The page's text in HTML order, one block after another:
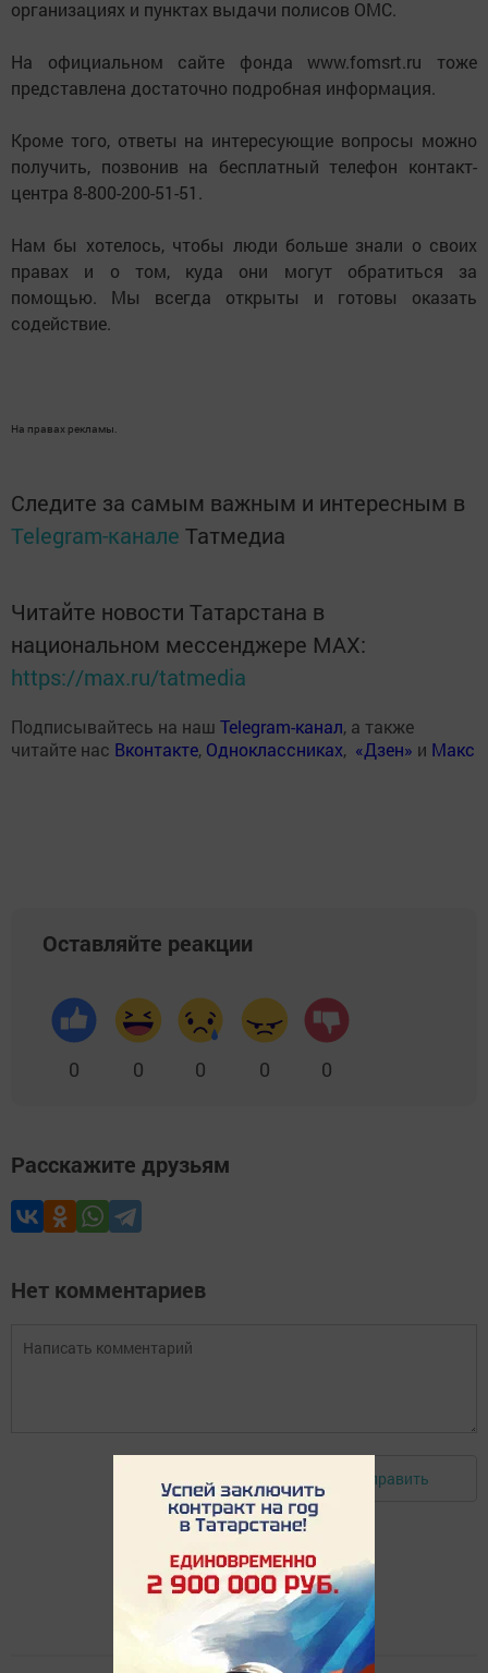
организациях и пунктах выдачи полисов ОМС.
На официальном сайте фонда www.fomsrt.ru тоже
представлена достаточно подробная информация.
Кроме того, ответы на интересующие вопросы можно
получить, позвонив на бесплатный телефон контакт-
центра 8-800-200-51-51.
Нам бы хотелось, чтобы люди больше знали о своих
правах и о том, куда они могут обратиться за
помощью. Мы всегда открыты и готовы оказать
содействие.
На правах рекламы.
Следите за самым важным и интересным в
Telegram-канале Татмедиа
Читайте новости Татарстана в
национальном мессенджере MАХ:
https://max.ru/tatmedia
Подписывайтесь на наш Telegram-канал, а также
читайте нас Вконтакте, Одноклассниках, «Дзен» и Макс
Оставляйте реакции
0 0 0 0 0
Расскажите друзьям
Нет комментариев
Авторизоваться Отправить